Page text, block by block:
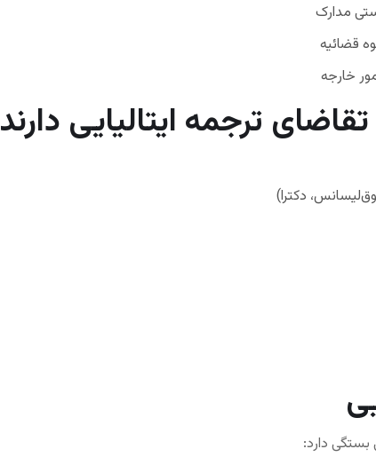
مدارک
قضائیه
خارجه
ترجمه ایتالیایی دارند
دکترا)
بستگی دارد: